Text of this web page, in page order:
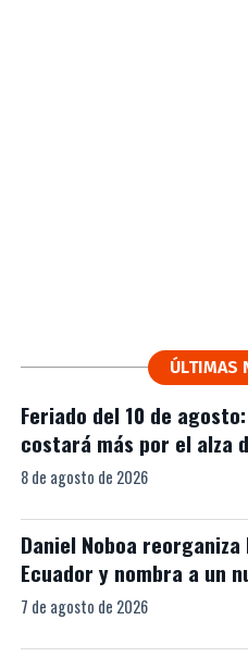
ÚLTIMAS
Feriado del 10 de
costará más por el alza
8 de agosto de 2026
Daniel Noboa
Ecuador y nombra a un
7 de agosto de 2026